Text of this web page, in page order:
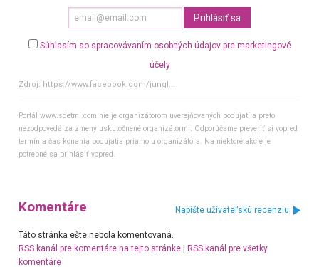
Súhlasím so spracovávaním osobných údajov pre marketingové
účely
Zdroj: https://www.facebook.com/jungl...
Portál www.sdetmi.com nie je organizátorom uverejňovaných podujatí a preto
nezodpovedá za zmeny uskutočnené organizátormi. Odporúčame preveriť si vopred
termín a čas konania podujatia priamo u organizátora. Na niektoré akcie je
potrebné sa prihlásiť vopred.
Komentáre Napíšte užívateľskú recenziu
Táto stránka ešte nebola komentovaná.
RSS kanál pre komentáre na tejto stránke| RSS kanál pre všetky
komentáre